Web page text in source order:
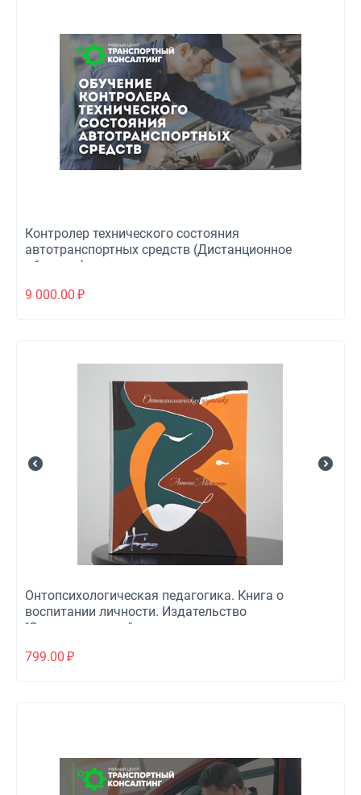
Контролер технического состояния
автотранспортных средств (Дистанционное
обучение)
9 000.00 ₽
Онтопсихологическая педагогика. Книга о
воспитании личности. Издательство
"Онтопсихология"
799.00 ₽